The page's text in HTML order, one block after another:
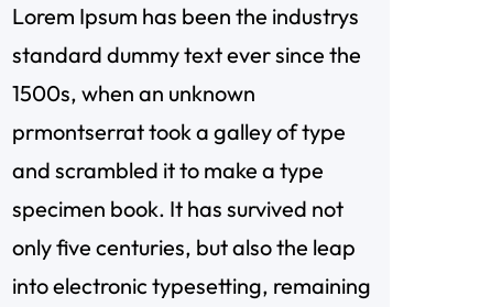
Lorem Ipsum has been the industrys
standard dummy text ever since the
1500s, when an unknown
prmontserrat took a galley of type
and scrambled it to make a type
specimen book. It has survived not
only five centuries, but also the leap
into electronic typesetting, remaining